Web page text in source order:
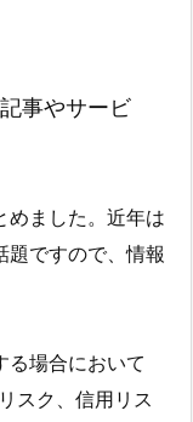
事やサービ
めました。近年は
題ですので、情報
る場合において
スク、信用リス